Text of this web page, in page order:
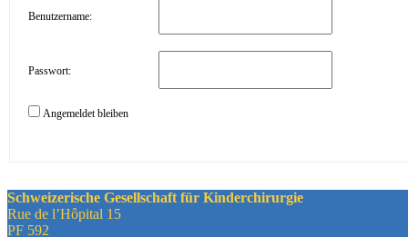
Benutzername:
Passwort:
Angemeldet bleiben
Schweizerische Gesellschaft für Kinderchirurgie
Rue de l’Hôpital 15
PF 592